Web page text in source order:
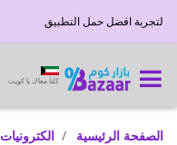
لتجربة افضل حمل التطبيق
كلنا معاك يا كويت
الصفحة الرئيسية الكترونيات